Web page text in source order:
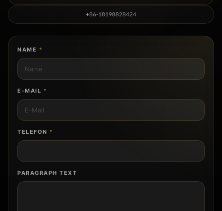
+86-18198828424
*
*
A
M
NAME *
E-MAIL *
TELEFON *
PARAGRAPH TEXT